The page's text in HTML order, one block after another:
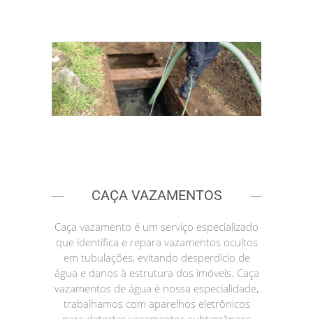
CAÇA VAZAMENTOS
Caça vazamento é um serviço especializado
que identifica e repara vazamentos ocultos
em tubulações, evitando desperdício de
água e danos à estrutura dos imóveis. Caça
vazamentos de água é nossa especialidade,
trabalhamos com aparelhos eletrônicos